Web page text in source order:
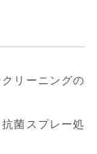
リーニングの
菌スプレー処